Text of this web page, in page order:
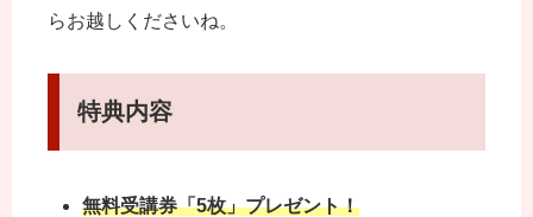
らお越しくださいね。
特典内容
無料受講券「5枚」プレゼント！